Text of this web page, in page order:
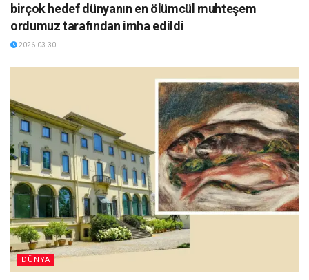
birçok hedef dünyanın en ölümcül muhteşem
ordumuz tarafından imha edildi
2026-03-30
DÜNYA